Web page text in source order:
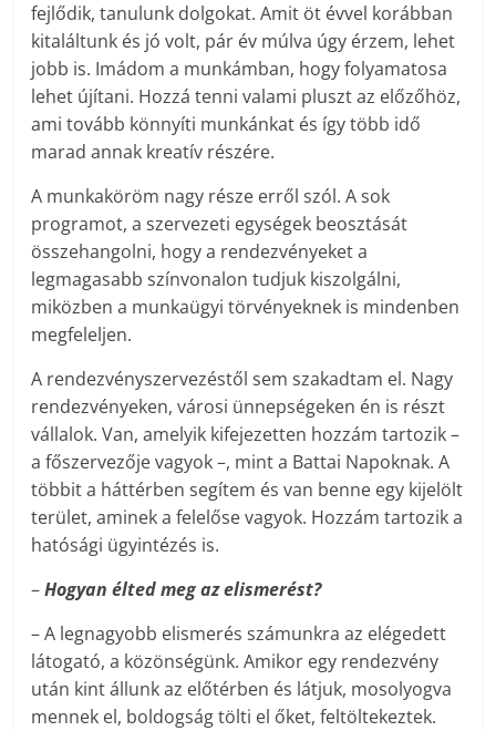
fejlődik, tanulunk dolgokat. Amit öt évvel korábban
kitaláltunk és jó volt, pár év múlva úgy érzem, lehet
jobb is. Imádom a munkámban, hogy folyamatosa
lehet újítani. Hozzá tenni valami pluszt az előzőhöz,
ami tovább könnyíti munkánkat és így több idő
marad annak kreatív részére.
A munkaköröm nagy része erről szól. A sok
programot, a szervezeti egységek beosztását
összehangolni, hogy a rendezvényeket a
legmagasabb színvonalon tudjuk kiszolgálni,
miközben a munkaügyi törvényeknek is mindenben
megfeleljen.
A rendezvényszervezéstől sem szakadtam el. Nagy
rendezvényeken, városi ünnepségeken én is részt
vállalok. Van, amelyik kifejezetten hozzám tartozik –
a főszervezője vagyok –, mint a Battai Napoknak. A
többit a háttérben segítem és van benne egy kijelölt
terület, aminek a felelőse vagyok. Hozzám tartozik a
hatósági ügyintézés is.
–Hogyan élted meg az elismerést?
– A legnagyobb elismerés számunkra az elégedett
látogató, a közönségünk. Amikor egy rendezvény
után kint állunk az előtérben és látjuk, mosolyogva
mennek el, boldogság tölti el őket, feltöltekeztek.